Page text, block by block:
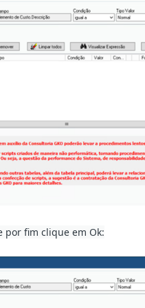
por fim clique em Ok: